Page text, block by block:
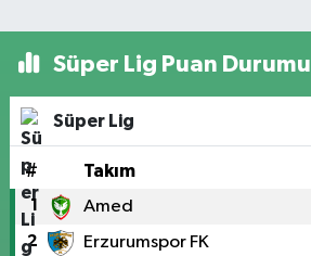
Süper Lig Puan Durumu
Süper Lig
# Takım
1 Amed
2 Erzurumspor FK